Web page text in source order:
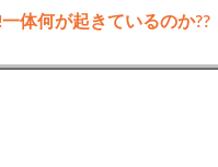
体何が起きているのか??